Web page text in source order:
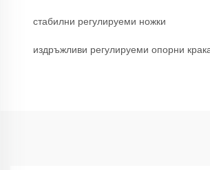
стабилни регулируеми ножки
издръжливи регулируеми опорни